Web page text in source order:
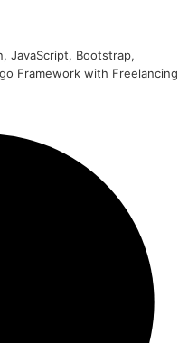
JavaScript, Bootstrap,
Framework with Freelancing